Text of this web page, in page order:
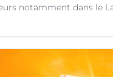
notamment dans le